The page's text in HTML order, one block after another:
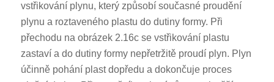
vstřikování plynu, který způsobí současné proudění
plynu a roztaveného plastu do dutiny formy. Při
přechodu na obrázek 2.16c se vstřikování plastu
zastaví a do dutiny formy nepřetržitě proudí plyn. Plyn
účinně pohání plast dopředu a dokončuje proces